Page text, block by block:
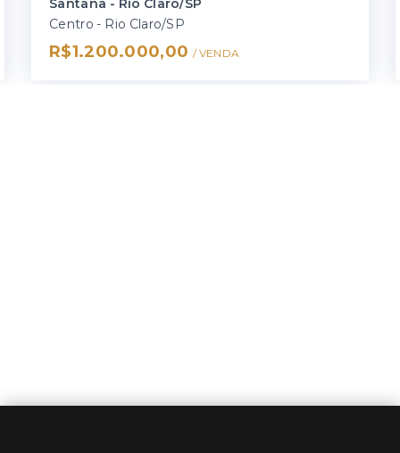
Santana - Rio Claro/SP
Centro - Rio Claro/SP
R$1.200.000,00 / VENDA